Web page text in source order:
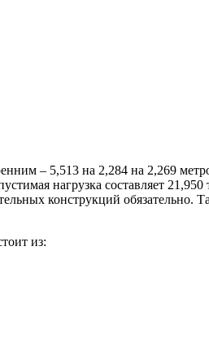
– 5,513 на 2,284 на 2,269
нагрузка составляет
конструкций обязательно.
из: